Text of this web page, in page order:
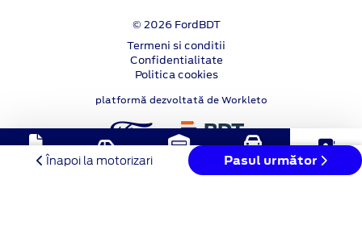
Înapoi la motorizari Pasul următor
© 2026 FordBDT
Termeni si conditii
Confidentialitate
Politica cookies
platformă dezvoltată de Workleto
Solicitare
oferta Test Drive Stoc
online
Programare
service Contact